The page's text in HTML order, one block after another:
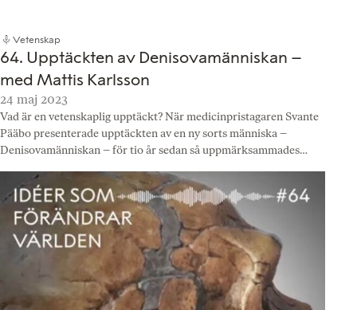
Vetenskap
64. Upptäckten av Denisovamänniskan –
med Mattis Karlsson
24 maj 2023
Vad är en vetenskaplig upptäckt? När medicinpristagaren Svante
Pääbo presenterade upptäckten av en ny sorts människa –
Denisovamänniskan – för tio år sedan så uppmärksammades…